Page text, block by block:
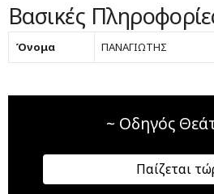
Βασικές
Όνομα ΠΑΝΑΓΙΩΤΗΣ
~ Οδηγός
Παίζεται